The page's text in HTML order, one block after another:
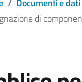
/ Documenti e dati
di